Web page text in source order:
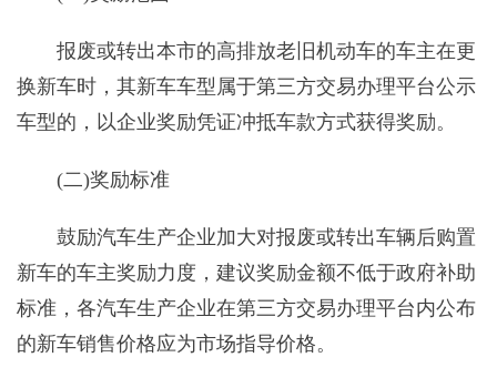
报废或转出本市的高排放老旧机动车的车主在更
换新车时，其新车车型属于第三方交易办理平台公示
车型的，以企业奖励凭证冲抵车款方式获得奖励。
(二)奖励标准
鼓励汽车生产企业加大对报废或转出车辆后购置
新车的车主奖励力度，建议奖励金额不低于政府补助
标准，各汽车生产企业在第三方交易办理平台内公布
的新车销售价格应为市场指导价格。